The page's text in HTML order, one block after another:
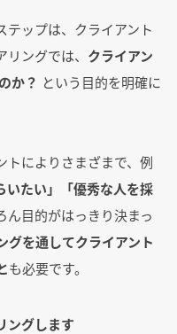
テップは、クライアント
ングでは、 クライアン
か？ という目的を明確に
トによりさまざまで、例
いたい」「優秀な人を採
ん目的がはっきり決まっ
グを通してクライアント
も必要です。
ングします